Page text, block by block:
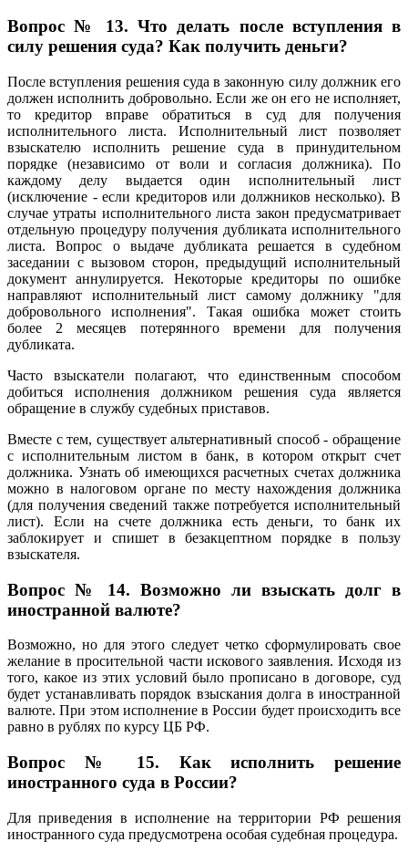
Вопрос № 13. Что делать после вступления в
силу решения суда? Как получить деньги?
После вступления решения суда в законную силу должник его
должен исполнить добровольно. Если же он его не исполняет,
то кредитор вправе обратиться в суд для получения
исполнительного листа. Исполнительный лист позволяет
взыскателю исполнить решение суда в принудительном
порядке (независимо от воли и согласия должника). По
каждому делу выдается один исполнительный лист
(исключение - если кредиторов или должников несколько). В
случае утраты исполнительного листа закон предусматривает
отдельную процедуру получения дубликата исполнительного
листа. Вопрос о выдаче дубликата решается в судебном
заседании с вызовом сторон, предыдущий исполнительный
документ аннулируется. Некоторые кредиторы по ошибке
направляют исполнительный лист самому должнику "для
добровольного исполнения". Такая ошибка может стоить
более 2 месяцев потерянного времени для получения
дубликата.
Часто взыскатели полагают, что единственным способом
добиться исполнения должником решения суда является
обращение в службу судебных приставов.
Вместе с тем, существует альтернативный способ - обращение
с исполнительным листом в банк, в котором открыт счет
должника. Узнать об имеющихся расчетных счетах должника
можно в налоговом органе по месту нахождения должника
(для получения сведений также потребуется исполнительный
лист). Если на счете должника есть деньги, то банк их
заблокирует и спишет в безакцептном порядке в пользу
взыскателя.
Вопрос № 14. Возможно ли взыскать долг в
иностранной валюте?
Возможно, но для этого следует четко сформулировать свое
желание в просительной части искового заявления. Исходя из
того, какое из этих условий было прописано в договоре, суд
будет устанавливать порядок взыскания долга в иностранной
валюте. При этом исполнение в России будет происходить все
равно в рублях по курсу ЦБ РФ.
Вопрос № 15. Как исполнить решение
иностранного суда в России?
Для приведения в исполнение на территории РФ решения
иностранного суда предусмотрена особая судебная процедура.